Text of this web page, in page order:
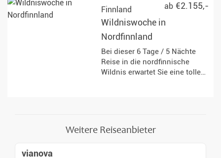
Abenteuer, finnischer Kultur
und atemberaubender
Nordlichtchancen.
ab €2.155,-
Finnland
Wildniswoche in
Nordfinnland
Bei dieser 6 Tage / 5 Nächte
Reise in die nordfinnische
Wildnis erwartet Sie eine tolle
Weitere Reiseanbieter
vianova